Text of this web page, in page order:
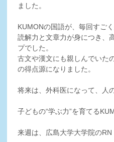
ました。
KUMONの国語が、毎回すごく
読解力と文章力が身につき、
プでした。
古文や漢文にも親しんでいた
の得点源になりました。
将来は、外科医になって、人
子どもの“学ぶ力”を育てる
来週は、広島大学大学院のRN